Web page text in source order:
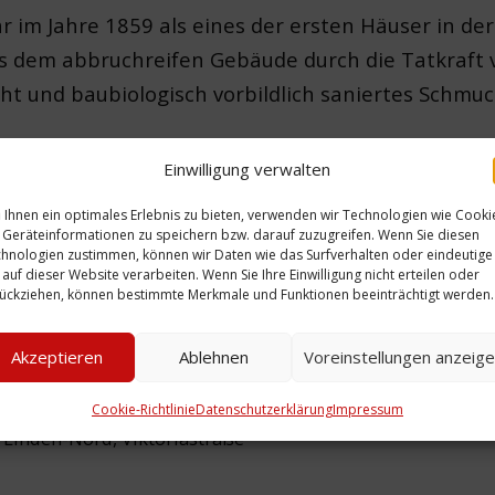
Einwilligung verwalten
Ihnen ein optimales Erlebnis zu bieten, verwenden wir Technologien wie
Geräteinformationen zu speichern bzw. darauf zuzugreifen. Wenn Sie diesen
zustimmen, können wir Daten wie das Surfverhalten oder eindeutige
auf dieser Website verarbeiten. Wenn Sie Ihre Einwilligung nicht erteilen oder
können bestimmte Merkmale und Funktionen beeinträchtigt werden.
Akzeptieren Ablehnen Voreinstellungen
Cookie-RichtlinieDatenschutzerklärungImpressum
im Jahre 1859 als eines der ersten Häuser in
dem abbruchreifen Gebäude durch die Tatkraft
und baubiologisch vorbildlich saniertes
Zeitliche Einordnung:
Ort: Viktoriastraße 11
Personen:
Baumgarten, Katja;
Nord,Viktoriastraße